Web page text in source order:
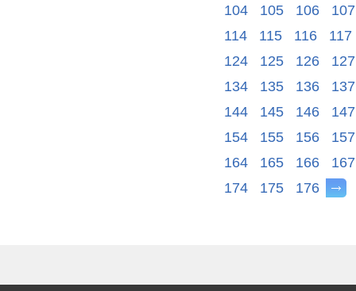
104
105 106
107
114
115 116
117
124
125 126
127
134
135 136
137
144
145 146
147
154
155 156
157
164
165 166
167
174
175 176